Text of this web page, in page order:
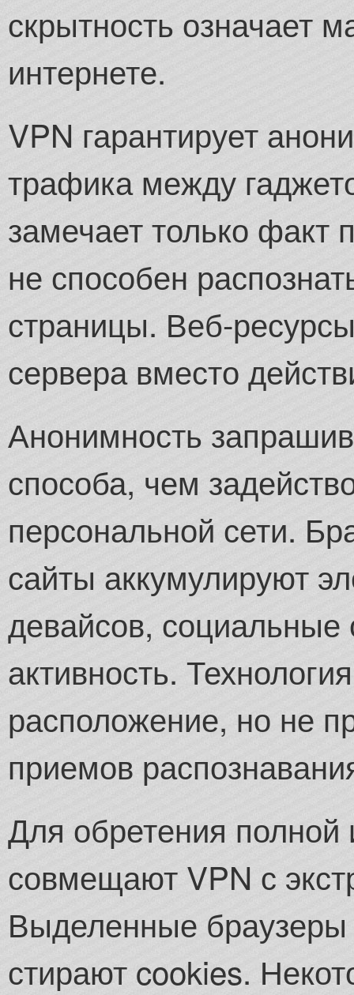
скрытность означает
интернете.
VPN гарантирует
трафика между
замечает только факт
не способен
страницы. Веб-
сервера вместо
Анонимность
способа, чем
персональной сети.
сайты аккумулируют
девайсов, социальные
активность.
расположение, но не
приемов
Для обретения полной
совмещают VPN с
Выделенные
стирают cookies.